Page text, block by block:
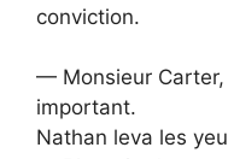
conviction.
— Monsieur Carter,
important.
Nathan leva les